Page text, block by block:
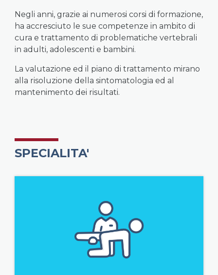
Negli anni, grazie ai numerosi corsi di formazione,
ha accresciuto le sue competenze in ambito di
cura e trattamento di problematiche vertebrali
in adulti, adolescenti e bambini.
La valutazione ed il piano di trattamento mirano
alla risoluzione della sintomatologia ed al
mantenimento dei risultati.
SPECIALITA'